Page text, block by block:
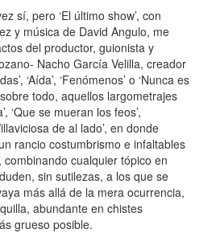
sí, pero ‘El último show’, con
y música de David Angulo, me
del productor, guionista y
Nacho García Velilla, creador
‘Aída’, ‘Fenómenos’ o ‘Nunca es
todo, aquellos largometrajes
‘Que se mueran los feos’,
de al lado’, en donde
rancio costumbrismo e infaltables
cualquier tópico en
sin sutilezas, a los que se
más allá de la mera ocurrencia,
abundante en chistes
grueso posible.